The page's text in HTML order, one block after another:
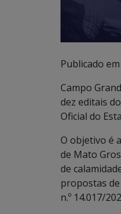
Publicado em
Campo
dez editais
Oficial do
O objetivo é
de Mato
de
propostas
n.º 14.017/